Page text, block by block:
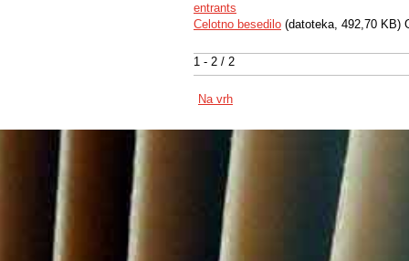
1 - 2 / 2
entrants
Celotno besedilo (datoteka, 492,70 KB)
Na vrh